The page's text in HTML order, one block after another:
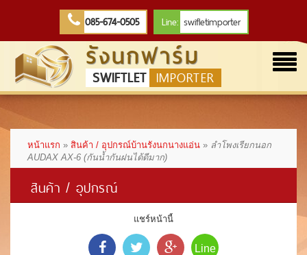
085-674-0505 Line: swifletimporter
รังนกฟาร์ม
SWIFTLET IMPORTER
หน้าแรก » สินค้า / อุปกรณ์บ้านรังนกนางแอ่น » ลำโพงเรียกนอก
AUDAX AX-6 (กันน้ำกันฝนได้ดีมาก)
สินค้า / อุปกรณ์
แชร์หน้านี้
Line